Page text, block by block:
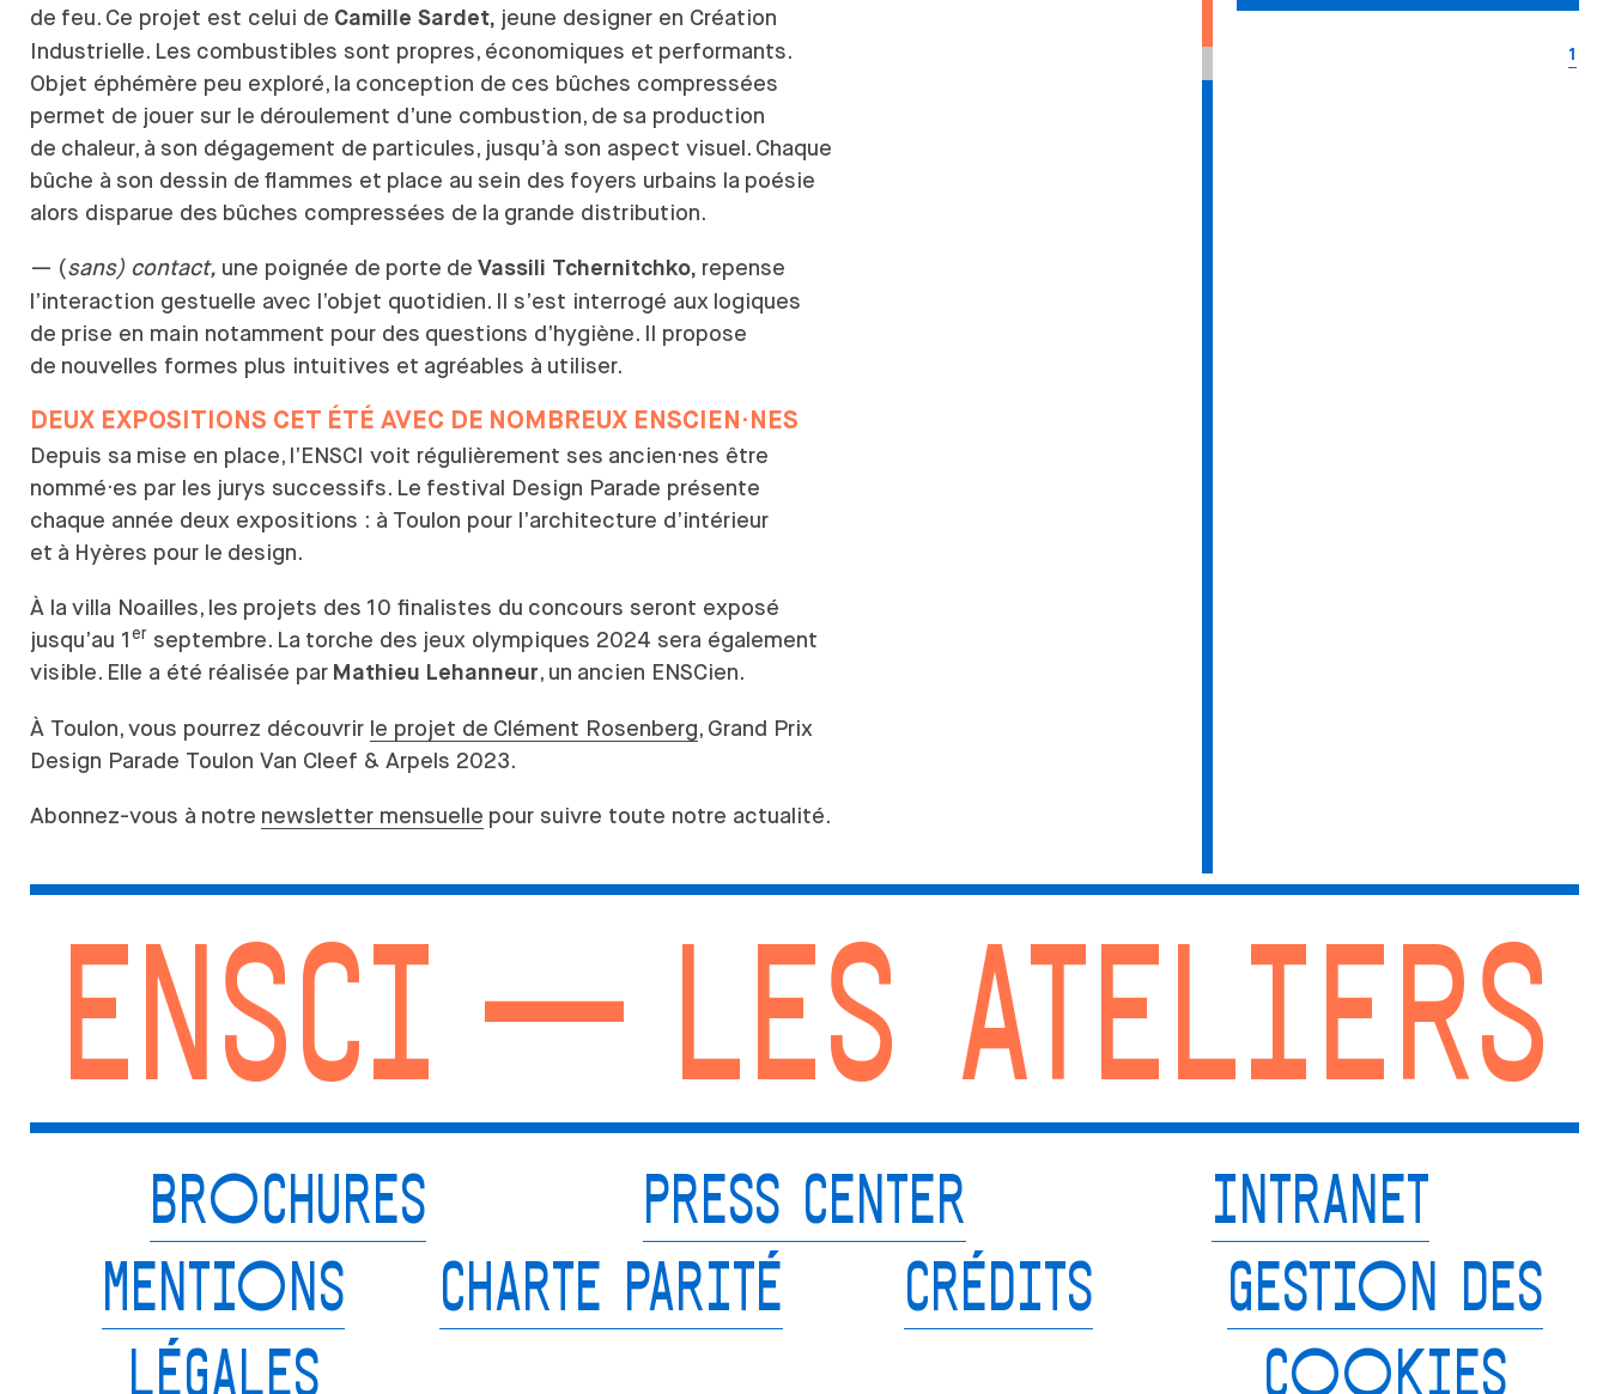
de feu. Ce projet est celui de Camille Sardet, jeune designer en Création
Industrielle. Les combustibles sont propres, économiques et performants.
Objet éphémère peu exploré, la conception de ces bûches compressées
permet de jouer sur le déroulement d’une combustion, de sa production
de chaleur, à son dégagement de particules, jusqu’à son aspect visuel. Chaque
bûche à son dessin de flammes et place au sein des foyers urbains la poésie
alors disparue des bûches compressées de la grande distribution.
— (sans) contact, une poignée de porte de Vassili Tchernitchko, repense
l’interaction gestuelle avec l’objet quotidien. Il s’est interrogé aux logiques
de prise en main notamment pour des questions d’hygiène. Il propose
de nouvelles formes plus intuitives et agréables à utiliser.
DEUX EXPOSITIONS CET ÉTÉ AVEC DE NOMBREUX ENSCIEN·NES
Depuis sa mise en place, l’ENSCI voit régulièrement ses ancien·nes être
nommé·es par les jurys successifs. Le festival Design Parade présente
chaque année deux expositions : à Toulon pour l’architecture d’intérieur
et à Hyères pour le design.
À la villa Noailles, les projets des 10 finalistes du concours seront exposé
jusqu’au 1er septembre. La torche des jeux olympiques 2024 sera également
visible. Elle a été réalisée par Mathieu Lehanneur, un ancien ENSCien.
À Toulon, vous pourrez découvrir le projet de Clément Rosenberg, Grand Prix
Design Parade Toulon Van Cleef & Arpels 2023.
Abonnez-vous à notre newsletter mensuelle pour suivre toute notre actualité.
1
ENSCI — LES ATELIERS
BROCHURES PRESS CENTER
INTRANET
MENTIONS
LÉGALES
CHARTE PARITÉ CRÉDITS
GESTION DES
COOKIES